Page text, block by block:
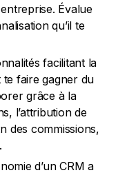
Évalue
qu’il te
facilitant la
faire gagner du
grâce à la
l’attribution de
des commissions,
d’un CRM a